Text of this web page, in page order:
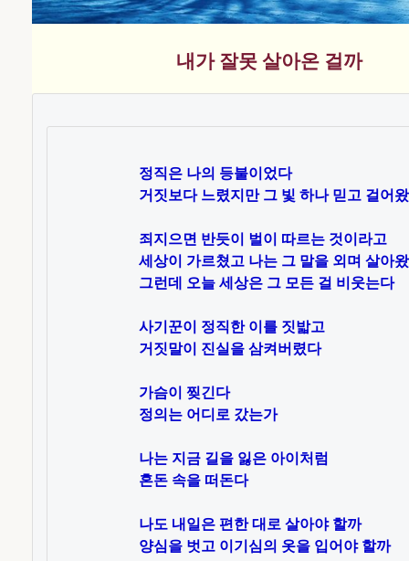
내가 잘못 살아온 걸까
정직은 나의 등불이었다
거짓보다 느렸지만 그 빛 하나 믿고 걸어
죄지으면 반듯이 벌이 따르는 것이라고
세상이 가르쳤고 나는 그 말을 외며 살아
그런데 오늘 세상은 그 모든 걸 비웃는다
사기꾼이 정직한 이를 짓밟고
거짓말이 진실을 삼켜버렸다
가슴이 찢긴다
정의는 어디로 갔는가
나는 지금 길을 잃은 아이처럼
혼돈 속을 떠돈다
나도 내일은 편한 대로 살아야 할까
양심을 벗고 이기심의 옷을 입어야 할까